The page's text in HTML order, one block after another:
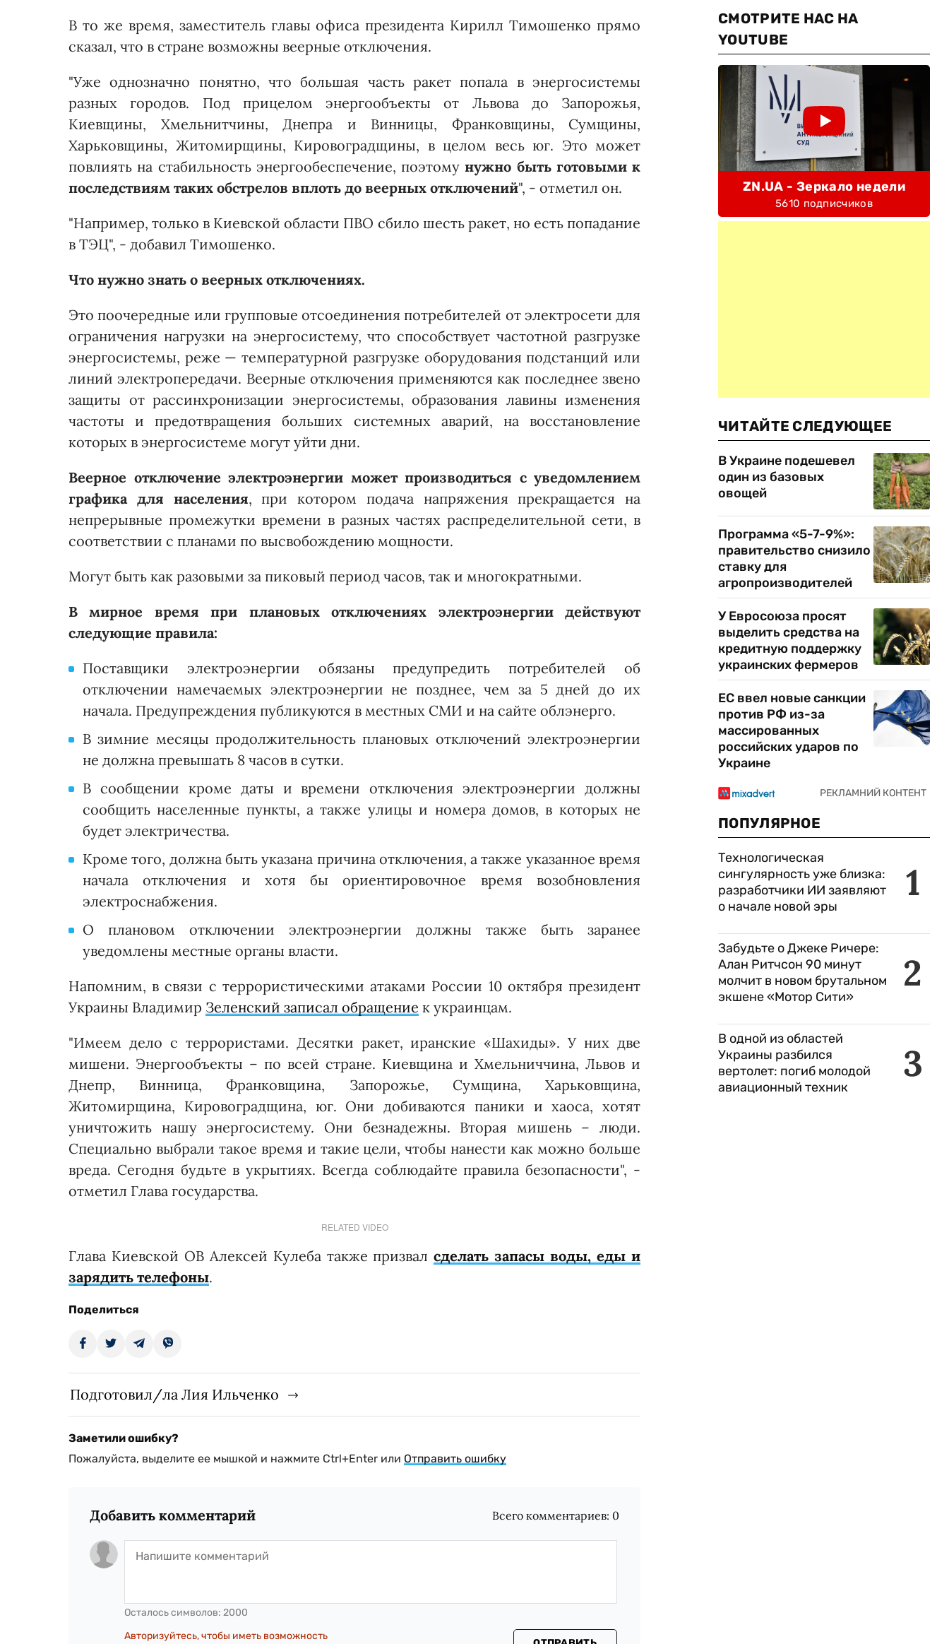
В то же время, заместитель главы офиса президента Кирилл Тимошенко прямо
сказал, что в стране возможны веерные отключения.
"Уже однозначно понятно, что большая часть ракет попала в энергосистемы
разных городов. Под прицелом энергообъекты от Львова до Запорожья,
Киевщины, Хмельнитчины, Днепра и Винницы, Франковщины, Сумщины,
Харьковщины, Житомирщины, Кировоградщины, в целом весь юг. Это может
повлиять на стабильность энергообеспечение, поэтомунужно быть готовыми к
последствиям таких обстрелов вплоть до веерных отключений", - отметил он.
"Например, только в Киевской области ПВО сбило шесть ракет, но есть попадание
в ТЭЦ", - добавил Тимошенко.
Что нужно знать о веерных отключениях.
Это поочередные или групповые отсоединения потребителей от электросети для
ограничения нагрузки на энергосистему, что способствует частотной разгрузке
энергосистемы, реже — температурной разгрузке оборудования подстанций или
линий электропередачи. Веерные отключения применяются как последнее звено
защиты от рассинхронизации энергосистемы, образования лавины изменения
частоты и предотвращения больших системных аварий, на восстановление
которых в энергосистеме могут уйти дни.
Веерное отключение электроэнергии может производиться с уведомлением
графика для населения, при котором подача напряжения прекращается на
непрерывные промежутки времени в разных частях распределительной сети, в
соответствии с планами по высвобождению мощности.
Могут быть как разовыми за пиковый период часов, так и многократными.
В мирное время при плановых отключениях электроэнергии действуют
следующие правила:
Поставщики электроэнергии обязаны предупредить потребителей об
отключении намечаемых электроэнергии не позднее, чем за 5 дней до их
начала. Предупреждения публикуются в местных СМИ и на сайте облэнерго.
В зимние месяцы продолжительность плановых отключений электроэнергии
не должна превышать 8 часов в сутки.
В сообщении кроме даты и времени отключения электроэнергии должны
сообщить населенные пункты, а также улицы и номера домов, в которых не
будет электричества.
Кроме того, должна быть указана причина отключения, а также указанное время
начала отключения и хотя бы ориентировочное время возобновления
электроснабжения.
О плановом отключении электроэнергии должны также быть заранее
уведомлены местные органы власти.
Напомним, в связи с террористическими атаками России 10 октября президент
Украины Владимир Зеленский записал обращение к украинцам.
"Имеем дело с террористами. Десятки ракет, иранские «Шахиды». У них две
мишени. Энергообъекты – по всей стране. Киевщина и Хмельниччина, Львов и
Днепр, Винница, Франковщина, Запорожье, Сумщина, Харьковщина,
Житомирщина, Кировоградщина, юг. Они добиваются паники и хаоса, хотят
уничтожить нашу энергосистему. Они безнадежны. Вторая мишень – люди.
Специально выбрали такое время и такие цели, чтобы нанести как можно больше
вреда. Сегодня будьте в укрытиях. Всегда соблюдайте правила безопасности", -
отметил Глава государства.
RELATED VIDEO
Глава Киевской ОВ Алексей Кулеба также призвалсделать запасы воды, еды и
зарядить телефоны.
Поделиться
Подготовил/ла Лия Ильченко
Заметили ошибку?
Пожалуйста, выделите ее мышкой и нажмите Ctrl+Enter или Отправить ошибку
Добавить комментарий Всего комментариев: 0
Осталось символов: 2000
Авторизуйтесь, чтобы иметь возможность
СМОТРИТЕ НАС НА
YOUTUBE
ZN.UA - Зеркало недели
5610 подписчиков
ЧИТАЙТЕ СЛЕДУЮЩЕЕ
В Украине подешевел
один из базовых
овощей
Программа «5-7-9%»:
правительство снизило
ставку для
агропроизводителей
У Евросоюза просят
выделить средства на
кредитную поддержку
украинских фермеров
ЕС ввел новые санкции
против РФ из-за
массированных
российских ударов по
Украине
ПОПУЛЯРНОЕ
1
Технологическая
сингулярность уже близка:
разработчики ИИ заявляют
о начале новой эры
2
Забудьте о Джеке Ричере:
Алан Ритчсон 90 минут
молчит в новом брутальном
экшене «Мотор Сити»
3
В одной из областей
Украины разбился
вертолет: погиб молодой
авиационный техник